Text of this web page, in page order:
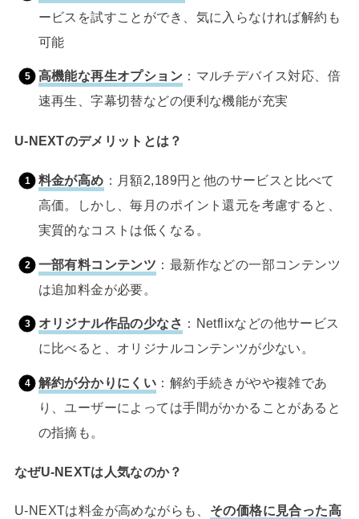
ービスを試すことができ、気に入らなければ解約も
可能
高機能な再生オプション ：マルチデバイス対応、倍
速再生、字幕切替などの便利な機能が充実
U-NEXTのデメリットとは？
料金が高め ：月額2,189円と他のサービスと比べて
高価。しかし、毎月のポイント還元を考慮すると、
実質的なコストは低くなる。
一部有料コンテンツ ：最新作などの一部コンテンツ
は追加料金が必要。
オリジナル作品の少なさ ：Netflixなどの他サービス
に比べると、オリジナルコンテンツが少ない。
解約が分かりにくい ：解約手続きがやや複雑であ
り、ユーザーによっては手間がかかることがあると
の指摘も。
なぜU-NEXTは人気なのか？
U-NEXTは料金が高めながらも、 その価格に見合った高